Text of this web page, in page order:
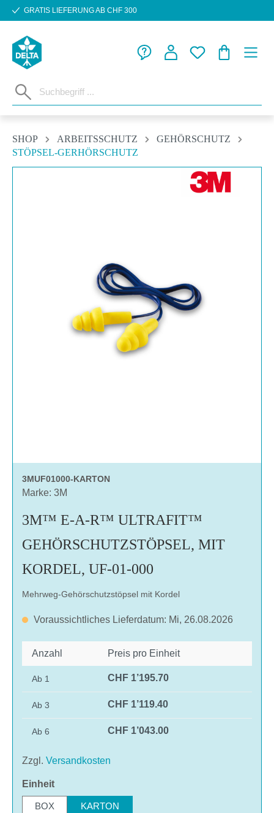
Zum Hauptinhalt springen
GRATIS LIEFERUNG AB CHF 300
SHOP ARBEITSSCHUTZ
GEHÖRSCHUTZ
STÖPSEL-GERHÖRSCHUTZ
3MUF01000-KARTON
Marke: 3M
3M™ E-A-R™ ULTRAFIT™
GEHÖRSCHUTZSTÖPSEL, MIT
KORDEL, UF-01-000
Mehrweg-Gehörschutzstöpsel mit Kordel
Voraussichtliches Lieferdatum: Mi, 26.08.2026
Anzahl Preis pro Einheit
Ab 1 CHF 1’195.70
Ab 3 CHF 1’119.40
Ab 6 CHF 1’043.00
Zzgl. Versandkosten
Einheitauswählen
BOX KARTON